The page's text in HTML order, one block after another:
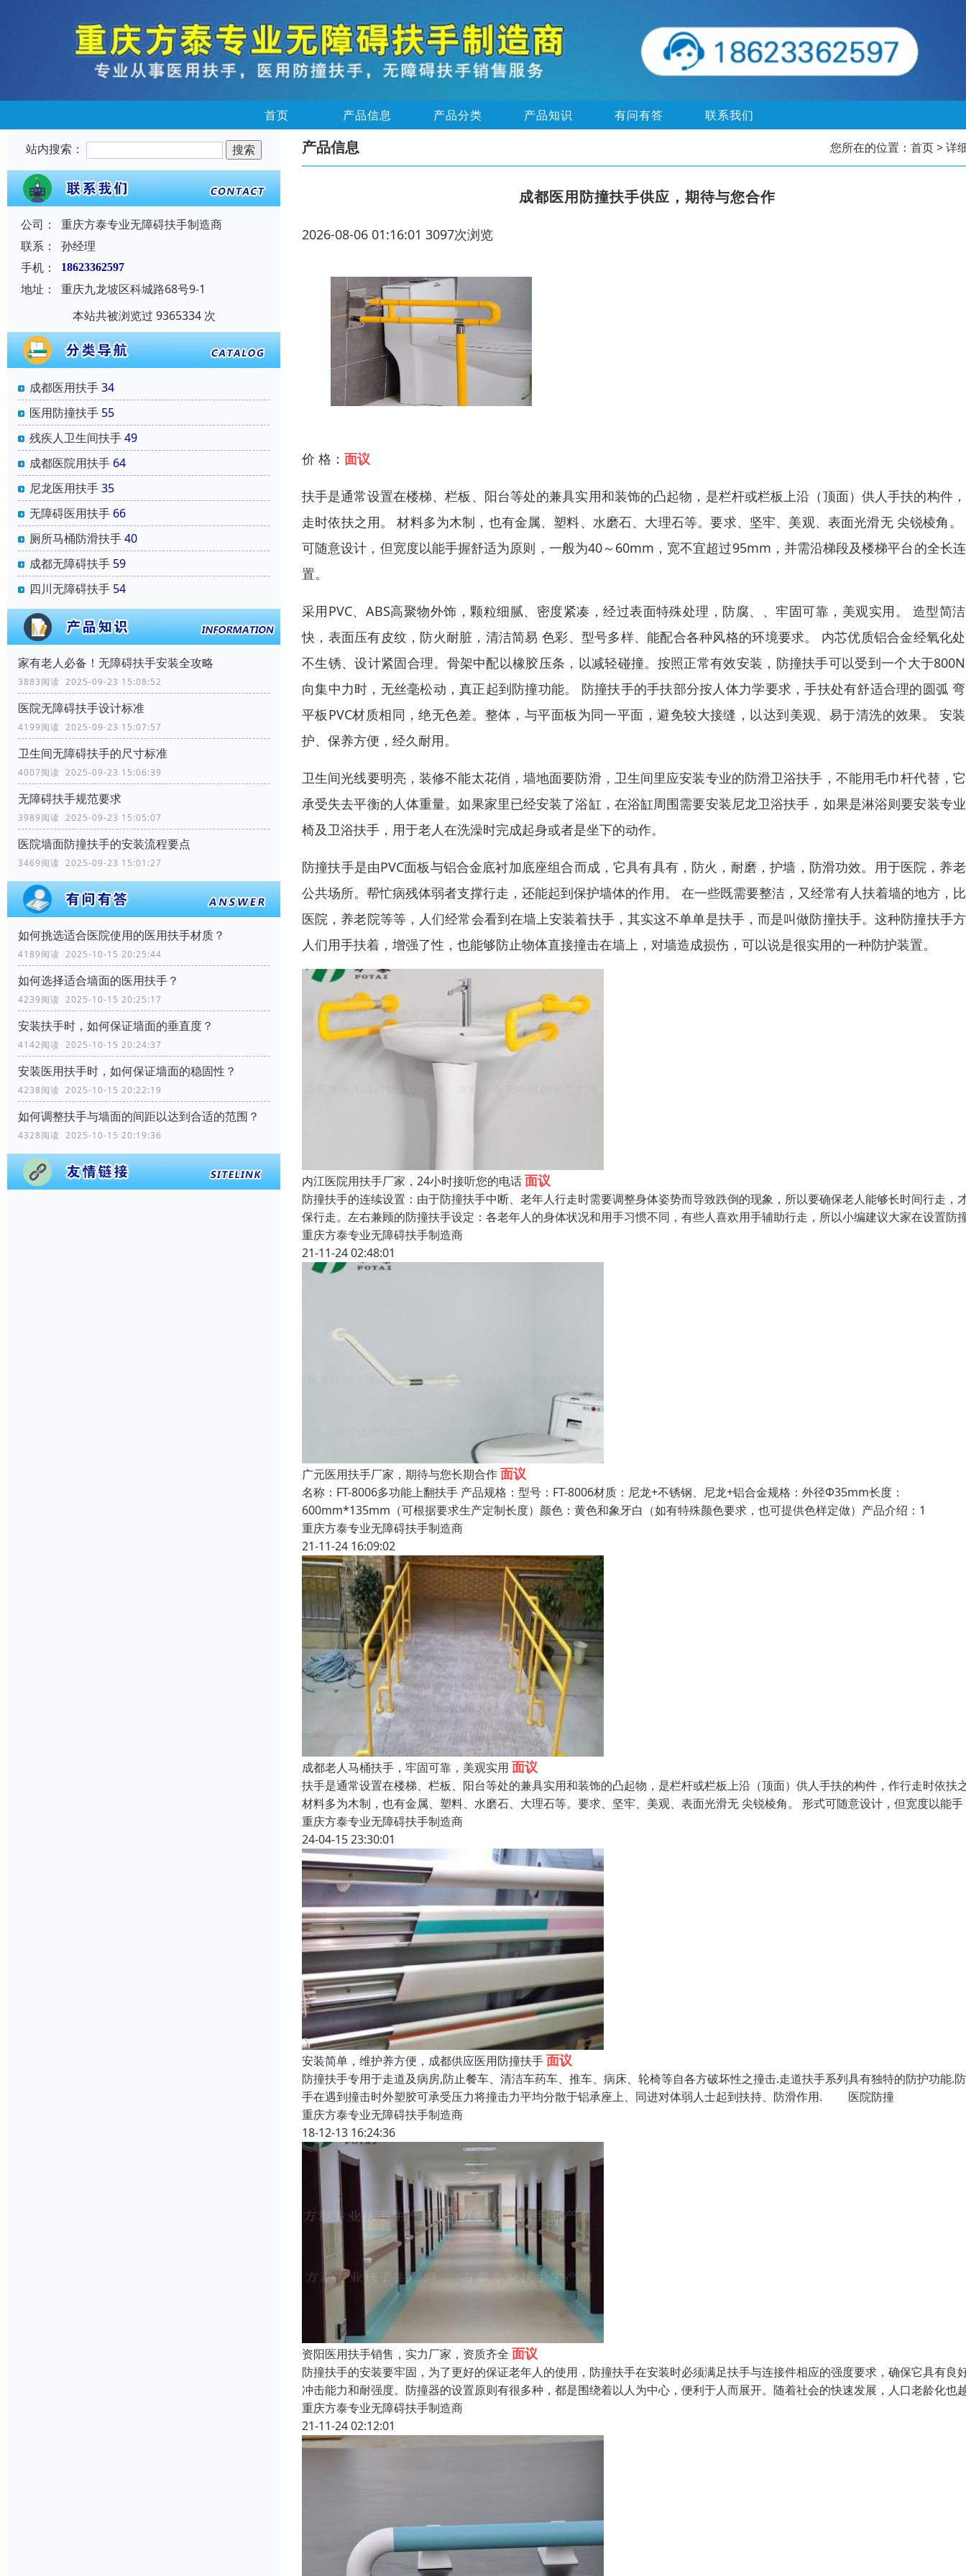
首页 产品信息 产品分类 产品知识 有问有答 联系我们
站内搜索：
公司：
重庆方泰专业无障碍扶手制造商
联系：
孙经理
手机：
18623362597
地址：
重庆九龙坡区科城路68号9-1
本站共被浏览过 9365334 次
成都医用扶手34
医用防撞扶手 55
残疾人卫生间扶手49
成都医院用扶手 64
尼龙医用扶手35
无障碍医用扶手 66
厕所马桶防滑扶手40
成都无障碍扶手 59
四川无障碍扶手 54
家有老人必备！无障碍扶手安装全攻略
3883阅读 2025-09-23 15:08:52
医院无障碍扶手设计标准
4199阅读 2025-09-23 15:07:57
卫生间无障碍扶手的尺寸标准
4007阅读 2025-09-23 15:06:39
无障碍扶手规范要求
3989阅读 2025-09-23 15:05:07
医院墙面防撞扶手的安装流程要点
3469阅读 2025-09-23 15:01:27
如何挑选适合医院使用的医用扶手材质？
4189阅读 2025-10-15 20:25:44
如何选择适合墙面的医用扶手？
4239阅读 2025-10-15 20:25:17
安装扶手时，如何保证墙面的垂直度？
4142阅读 2025-10-15 20:24:37
安装医用扶手时，如何保证墙面的稳固性？
4238阅读 2025-10-15 20:22:19
如何调整扶手与墙面的间距以达到合适的范围？
4328阅读 2025-10-15 20:19:36
产品信息 您所在的位置： 首页> 详
成都医用防撞扶手供应，期待与您合作
2026-08-06 01:16:01 3097次浏览
价 格： 面议
扶手是通常设置在楼梯、栏板、阳台等处的兼具实用和装饰的凸起物，是栏杆或栏板上沿（顶面）供人手扶的构件
走时依扶之用。 材料多为木制，也有金属、塑料、水磨石、大理石等。要求、坚牢、美观、表面光滑无 尖锐棱角。
可随意设计，但宽度以能手握舒适为原则，一般为40～60mm，宽不宜超过95mm，并需沿梯段及楼梯平台的全长
置。
采用PVC、ABS高聚物外饰，颗粒细腻、密度紧凑，经过表面特殊处理，防腐、、牢固可靠，美观实用。 造型简
快，表面压有皮纹，防火耐脏，清洁简易 色彩、型号多样、能配合各种风格的环境要求。 内芯优质铝合金经氧化
不生锈、设计紧固合理。骨架中配以橡胶压条，以减轻碰撞。按照正常有效安装，防撞扶手可以受到一个大于
向集中力时，无丝毫松动，真正起到防撞功能。 防撞扶手的手扶部分按人体力学要求，手扶处有舒适合理的圆弧
平板PVC材质相同，绝无色差。整体，与平面板为同一平面，避免较大接缝，以达到美观、易于清洗的效果。 安
护、保养方便，经久耐用。
卫生间光线要明亮，装修不能太花俏，墙地面要防滑，卫生间里应安装专业的防滑卫浴扶手，不能用毛巾杆代替，
承受失去平衡的人体重量。如果家里已经安装了浴缸，在浴缸周围需要安装尼龙卫浴扶手，如果是淋浴则要安装专
椅及卫浴扶手，用于老人在洗澡时完成起身或者是坐下的动作。
防撞扶手是由PVC面板与铝合金底衬加底座组合而成，它具有具有，防火，耐磨，护墙，防滑功效。用于医院，养
公共场所。帮忙病残体弱者支撑行走，还能起到保护墙体的作用。 在一些既需要整洁，又经常有人扶着墙的地方，
医院，养老院等等，人们经常会看到在墙上安装着扶手，其实这不单单是扶手，而是叫做防撞扶手。这种防撞扶手
人们用手扶着，增强了性，也能够防止物体直接撞击在墙上，对墙造成损伤，可以说是很实用的一种防护装置。
内江医院用扶手厂家，24小时接听您的电话面议
防撞扶手的连续设置：由于防撞扶手中断、老年人行走时需要调整身体姿势而导致跌倒的现象，所以要确保老人能够长时间行走，
保行走。左右兼顾的防撞扶手设定：各老年人的身体状况和用手习惯不同，有些人喜欢用手辅助行走，所以小编建议大家在设置防
重庆方泰专业无障碍扶手制造商
21-11-24 02:48:01
广元医用扶手厂家，期待与您长期合作面议
名称：FT-8006多功能上翻扶手 产品规格：型号：FT-8006材质：尼龙+不锈钢、尼龙+铝合金规格：外径Φ35mm长度：
600mm*135mm（可根据要求生产定制长度）颜色：黄色和象牙白（如有特殊颜色要求，也可提供色样定做）产品介绍：1
重庆方泰专业无障碍扶手制造商
21-11-24 16:09:02
成都老人马桶扶手，牢固可靠，美观实用 面议
扶手是通常设置在楼梯、栏板、阳台等处的兼具实用和装饰的凸起物，是栏杆或栏板上沿（顶面）供人手扶的构件，作行走时依扶
材料多为木制，也有金属、塑料、水磨石、大理石等。要求、坚牢、美观、表面光滑无 尖锐棱角。 形式可随意设计，但宽度以能手
重庆方泰专业无障碍扶手制造商
24-04-15 23:30:01
安装简单，维护养方便，成都供应医用防撞扶手面议
防撞扶手专用于走道及病房,防止餐车、清洁车药车、推车、病床、轮椅等自各方破坏性之撞击.走道扶手系列具有独特的防护功能.
手在遇到撞击时外塑胶可承受压力将撞击力平均分散于铝承座上、同进对体弱人士起到扶持、防滑作用. 医院防撞
重庆方泰专业无障碍扶手制造商
18-12-13 16:24:36
资阳医用扶手销售，实力厂家，资质齐全 面议
防撞扶手的安装要牢固，为了更好的保证老年人的使用，防撞扶手在安装时必须满足扶手与连接件相应的强度要求，确保它具有良
冲击能力和耐强度。防撞器的设置原则有很多种，都是围绕着以人为中心，便利于人而展开。随着社会的快速发展，人口老龄化也
重庆方泰专业无障碍扶手制造商
21-11-24 02:12:01